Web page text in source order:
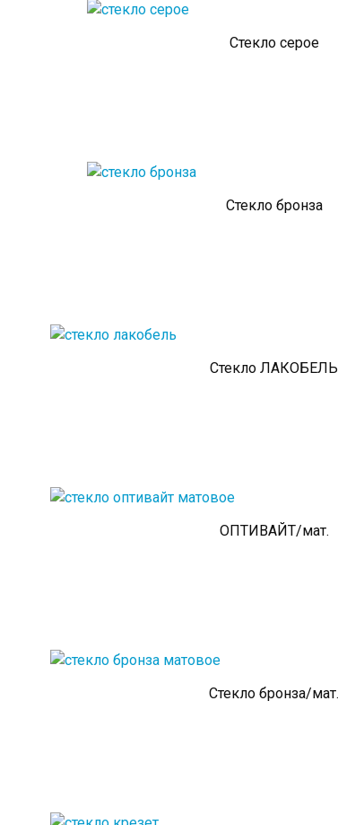
Стекло серое
Стекло бронза
Стекло ЛАКОБЕЛЬ
ОПТИВАЙТ/мат.
Стекло бронза/мат.